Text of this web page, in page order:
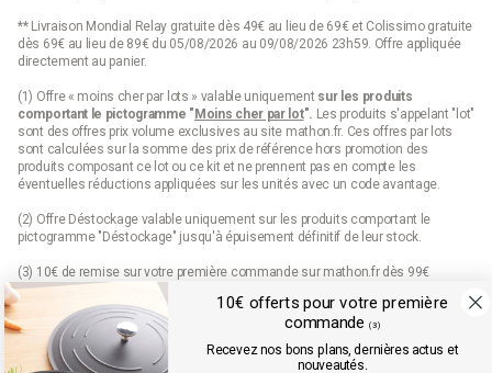
** Livraison Mondial Relay gratuite dès 49€ au lieu de 69€ et Colissimo gratuite
dès 69€ au lieu de 89€ du 05/08/2026 au 09/08/2026 23h59. Offre appliquée
directement au panier.
(1) Offre « moins cher par lots » valable uniquement sur les produits
comportant le pictogramme "Moins cher par lot". Les produits s'appelant "lot"
sont des offres prix volume exclusives au site mathon.fr. Ces offres par lots
sont calculées sur la somme des prix de référence hors promotion des
produits composant ce lot ou ce kit et ne prennent pas en compte les
éventuelles réductions appliquées sur les unités avec un code avantage.
(2) Offre Déstockage valable uniquement sur les produits comportant le
pictogramme "Déstockage" jusqu'à épuisement définitif de leur stock.
(3) 10€ de remise sur votre première commande sur mathon.fr dès 99€
d’achats pour les nouveaux inscrits en saisissant le code qui est envoyé par
mail. Offre valable sur les produits hors marques Seb, Moulinex et Tefal, hors
produits disposant d'un pictogramme "prix web", hors lots, hors cartes cadeaux
et dès 99€ d'achats hors frais de port.
Conditions détaillées disponibles dans l’email de confirmation d’inscription à la
10€ offerts pour votre première
commande
(3)
Recevez nos bons plans, dernières actus et
nouveautés.